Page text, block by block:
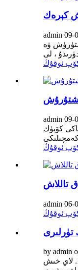
كېرەك
ۋە
ئوقۇڭ
كۆپۈك
ئوقۇڭ
تاللاش
ئوقۇڭ
تۈرلىرى
by admin
بۇ لاي خىش ئېتىشتە ئىشلىتىلىدىغان خۇمداننىڭ تۈرلىرى ، ئۇلارنىڭ تارىخىي ئۆزگىرىشى ، ئەۋزەللىكى ۋە كەمچىلىكى ۋە زامانىۋى قوللىنىشلىرى ھەققىدە تەپسىلىي چۈشەنچە: 1. لاي خىش